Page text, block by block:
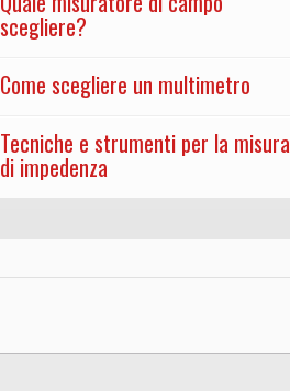
scegliere?
Come scegliere un multimetro
Tecniche e strumenti per la misura
di impedenza